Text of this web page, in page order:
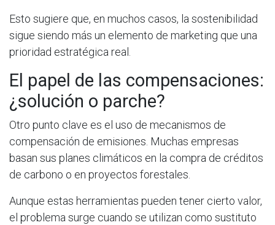
Esto sugiere que, en muchos casos, la sostenibilidad
sigue siendo más un elemento de marketing que una
prioridad estratégica real.
El papel de las compensaciones:
¿solución o parche?
Otro punto clave es el uso de mecanismos de
compensación de emisiones. Muchas empresas
basan sus planes climáticos en la compra de créditos
de carbono o en proyectos forestales.
Aunque estas herramientas pueden tener cierto valor,
el problema surge cuando se utilizan como sustituto